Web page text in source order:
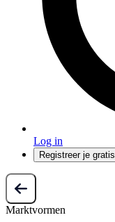
Log in
Registreer je gratis
Marktvormen